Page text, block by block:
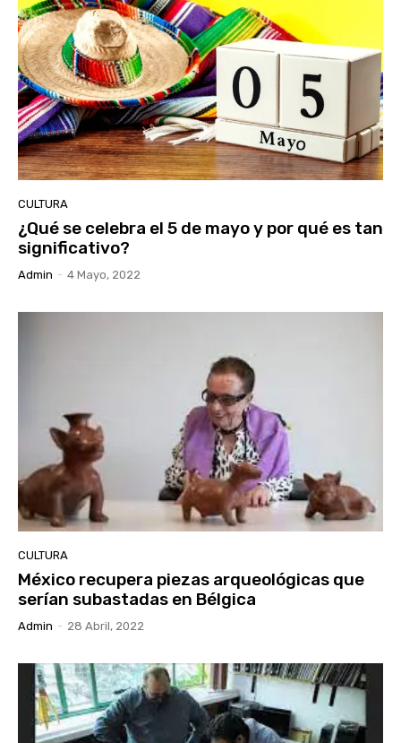
CULTURA
¿Qué se celebra el 5 de mayo y por qué es tan
significativo?
Admin - 4 Mayo, 2022
CULTURA
México recupera piezas arqueológicas que
serían subastadas en Bélgica
Admin - 28 Abril, 2022